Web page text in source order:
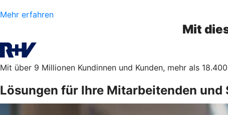
Mehr erfahren
Mit
Mit über 9 Millionen Kundinnen und Kunden, mehr als
Lösungen für Ihre Mitarbeitenden und